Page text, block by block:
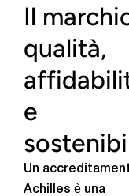
Il
qualità,
e
Un
Achilles è una